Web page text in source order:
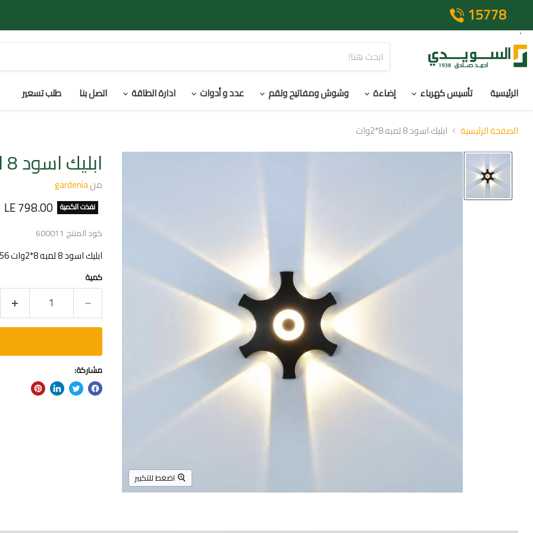
15778
الرئيسية تأسيس كهرباء إضاءة وشوش ومفاتيح ولقم عدد و أدوات ادارة الطاقة اتصل بنا طلب تسعير
الصفحة الرئيسية ابليك اسود 8 لمبه 8*2وات
اضغط للتكبير
ابليك اسود 8 لمبه 8*2وات
منgardenia
نفذت الكمية السعر الحالي
LE 798.00
كود المنتج 600011
ابليك اسود 8 لمبه 8*2وات IP56
كمية
مشاركة: